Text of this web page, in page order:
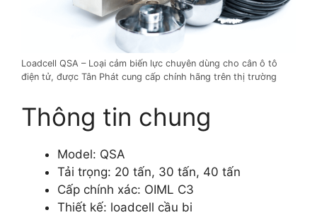
Loadcell QSA – Loại cảm biến lực chuyên dùng cho cân ô tô
điện tử, được Tân Phát cung cấp chính hãng trên thị trường
Thông tin chung
Model: QSA
Tải trọng: 20 tấn, 30 tấn, 40 tấn
Cấp chính xác: OIML C3
Thiết kế: loadcell cầu bi